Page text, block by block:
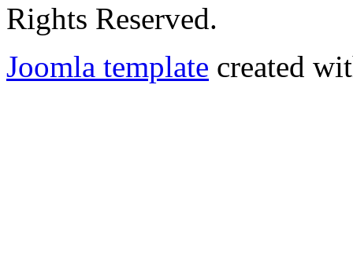
Rights Reserved.
Joomla template created